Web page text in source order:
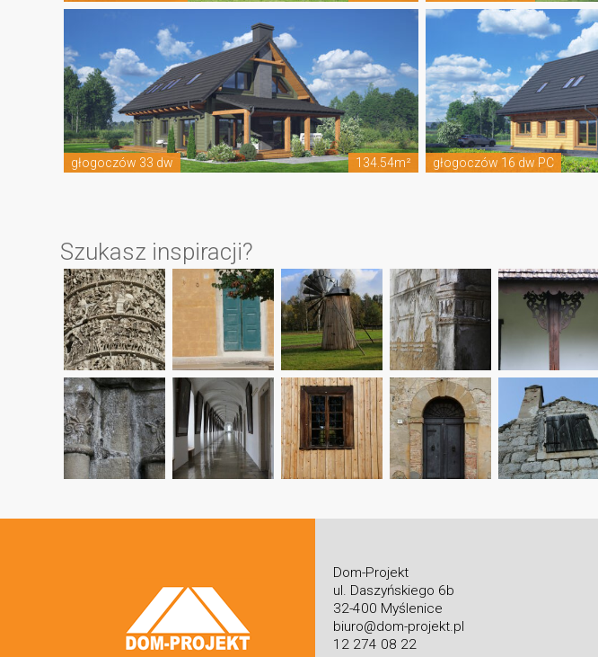
głogoczów 33 dw 134.54m² głogoczów 16 dw PC
Szukasz inspiracji?
Dom-Projekt
ul. Daszyńskiego 6b
32-400 Myślenice
biuro@dom-projekt.pl
12 274 08 22